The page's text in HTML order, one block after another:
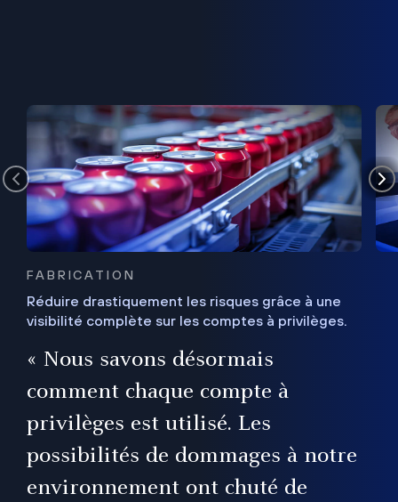
FABRICATION
Réduire drastiquement les risques grâce à une
visibilité complète sur les comptes à privilèges.
« Nous savons désormais
comment chaque compte à
privilèges est utilisé. Les
possibilités de dommages à notre
environnement ont chuté de